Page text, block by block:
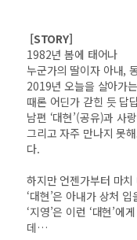
[STORY]
1982년 봄에 태어나
누군가의 딸이자 아내,
2019년 오늘을 살아가
때론 어딘가 갇힌 듯 답
남편 ‘대현’(공유)과 사
그리고 자주 만나지 못
다.
하지만 언젠가부터 마치
‘대현’은 아내가 상처
‘지영’은 이런 ‘대현’
데…